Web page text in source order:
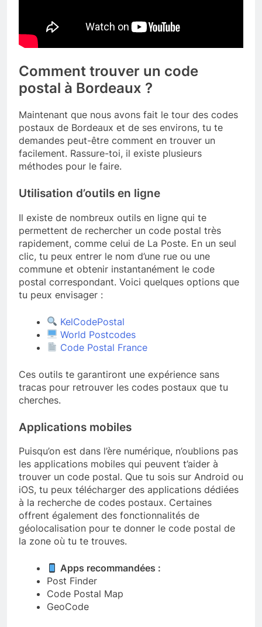
Comment trouver un code
postal à Bordeaux ?
Maintenant que nous avons fait le tour des codes
postaux de Bordeaux et de ses environs, tu te
demandes peut-être comment en trouver un
facilement. Rassure-toi, il existe plusieurs
méthodes pour le faire.
Utilisation d’outils en ligne
Il existe de nombreux outils en ligne qui te
permettent de rechercher un code postal très
rapidement, comme celui de La Poste. En un seul
clic, tu peux entrer le nom d’une rue ou une
commune et obtenir instantanément le code
postal correspondant. Voici quelques options que
tu peux envisager :
KelCodePostal
World Postcodes
Code Postal France
Ces outils te garantiront une expérience sans
tracas pour retrouver les codes postaux que tu
cherches.
Applications mobiles
Puisqu’on est dans l’ère numérique, n’oublions pas
les applications mobiles qui peuvent t’aider à
trouver un code postal. Que tu sois sur Android ou
iOS, tu peux télécharger des applications dédiées
à la recherche de codes postaux. Certaines
offrent également des fonctionnalités de
géolocalisation pour te donner le code postal de
la zone où tu te trouves.
Apps recommandées :
Post Finder
Code Postal Map
GeoCode